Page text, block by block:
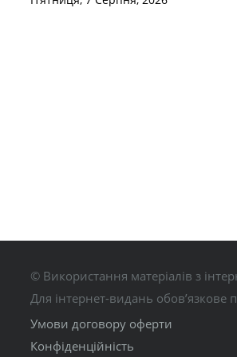
© Використання матеріалів з
Для інтернет-видань
Умови договору оферти
Конфіденційність